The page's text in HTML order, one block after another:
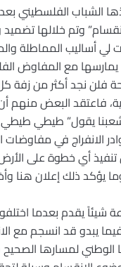
الشباب الفلسطيني
وتم خلالها
أساليب المماطلة
يمارسها مع المفاوض
فلن نجد أكثر من
فاعتقد البعض منهم
يقول” طيطي
الانفراج في مفاوضات
أي خطوة على
يؤكد ذلك إعلان هنا
شيئاً يقدم بعدما
يبدو قد انسجم مع
الوطني لمسارها